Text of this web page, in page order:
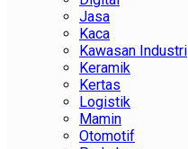
Jasa
Kaca
Kawasan Industri
Keramik
Kertas
Logistik
Mamin
Otomotif